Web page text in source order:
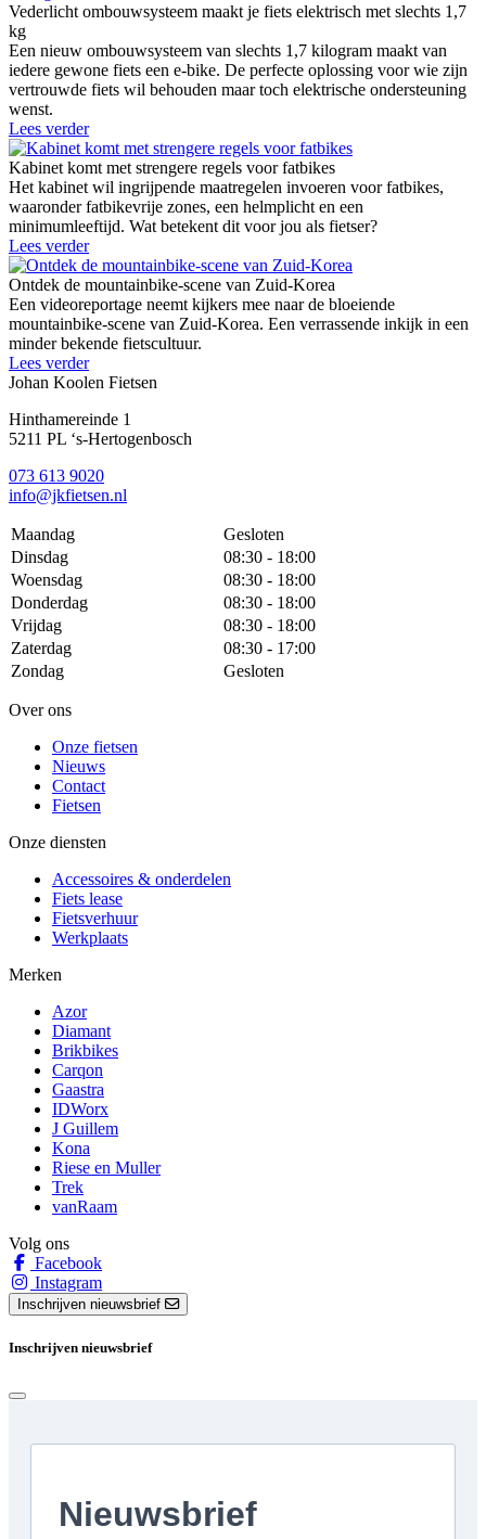
Vederlicht ombouwsysteem maakt je fiets elektrisch met slechts 1,7
kg
Een nieuw ombouwsysteem van slechts 1,7 kilogram maakt van
iedere gewone fiets een e-bike. De perfecte oplossing voor wie zijn
vertrouwde fiets wil behouden maar toch elektrische ondersteuning
wenst.
Lees verder
Kabinet komt met strengere regels voor fatbikes
Het kabinet wil ingrijpende maatregelen invoeren voor fatbikes,
waaronder fatbikevrije zones, een helmplicht en een
minimumleeftijd. Wat betekent dit voor jou als fietser?
Lees verder
Ontdek de mountainbike-scene van Zuid-Korea
Een videoreportage neemt kijkers mee naar de bloeiende
mountainbike-scene van Zuid-Korea. Een verrassende inkijk in een
minder bekende fietscultuur.
Lees verder
Johan Koolen Fietsen
Hinthamereinde 1
5211 PL ‘s-Hertogenbosch
073 613 9020
info@jkfietsen.nl
Maandag
Gesloten
Dinsdag
08:30 - 18:00
Woensdag
08:30 - 18:00
Donderdag
08:30 - 18:00
Vrijdag
08:30 - 18:00
Zaterdag
08:30 - 17:00
Zondag
Gesloten
Over ons
Onze fietsen
Nieuws
Contact
Fietsen
Onze diensten
Accessoires & onderdelen
Fiets lease
Fietsverhuur
Werkplaats
Merken
Azor
Diamant
Brikbikes
Carqon
Gaastra
IDWorx
J Guillem
Kona
Riese en Muller
Trek
vanRaam
Volg ons
Facebook
Instagram
Inschrijven nieuwsbrief
Inschrijven nieuwsbrief